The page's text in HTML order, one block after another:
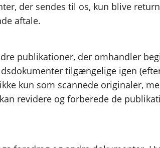
der sendes til os, kun blive
aftale.
publikationer, der omhandler
tilgængelige igen
kun som scannede originaler,
revidere og forberede de